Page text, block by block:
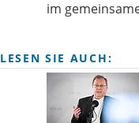
im
LESEN SIE AUCH: